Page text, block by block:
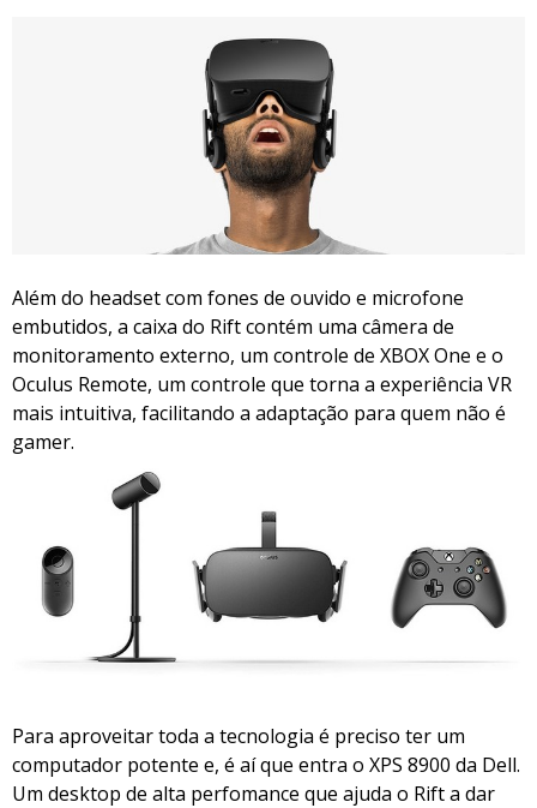
Além do headset com fones de ouvido e microfone
embutidos, a caixa do Rift contém uma câmera de
monitoramento externo, um controle de XBOX One e o
Oculus Remote, um controle que torna a experiência VR
mais intuitiva, facilitando a adaptação para quem não é
gamer.
Para aproveitar toda a tecnologia é preciso ter um
computador potente e, é aí que entra o XPS 8900 da Dell.
Um desktop de alta perfomance que ajuda o Rift a dar